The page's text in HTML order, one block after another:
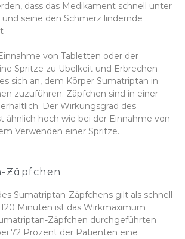
dass das Medikament schnell unter
seine den Schmerz lindernde
von Tabletten oder der
Spritze zu Übelkeit und Erbrechen
sich an, dem Körper Sumatriptan in
zuzuführen. Zäpfchen sind in einer
Der Wirkungsgrad des
ähnlich hoch wie bei der Einnahme von
Verwenden einer Spritze.
Zäpfchen
Sumatriptan-Zäpfchens gilt als schnell
Minuten ist das Wirkmaximum
Zäpfchen durchgeführten
72 Prozent der Patienten eine